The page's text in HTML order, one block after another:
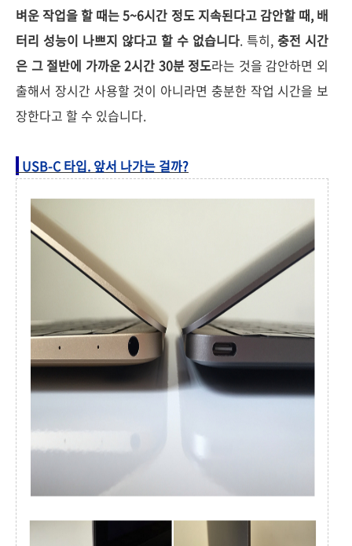
벼운 작업을 할 때는 5~6시간 정도 지속된다고 감안할 때, 배
터리 성능이 나쁘지 않다고 할 수 없습니다. 특히, 충전 시간
은 그 절반에 가까운 2시간 30분 정도라는 것을 감안하면 외
출해서 장시간 사용할 것이 아니라면 충분한 작업 시간을 보
장한다고 할 수 있습니다.
USB-C 타입. 앞서 나가는 걸까?